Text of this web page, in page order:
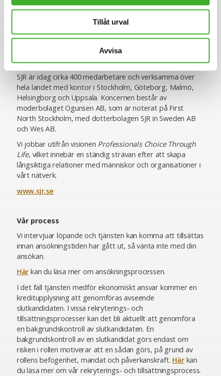
Tillåt urval
Avvisa
personlighetsbedömning som de områden vi rekryterar
till, vilket ger oss en unik förmåga att utifrån högt ställda
erbjuder specialistkompetens inom ekonomi och finans,
HR och lön, inköp och logistik, IT, juridik och compliance,
hållbarhet, kommunikation samt chefspositioner.
SJR är idag cirka 400 medarbetare och verksamma över
hela landet med kontor i Stockholm, Göteborg, Malmö,
Helsingborg och Uppsala. Koncernen består av
moderbolaget Ogunsen AB, som är noterat på First
North Stockholm, med dotterbolagen SJR in Sweden AB
och Wes AB.
Vi jobbar utifrån visionen Professionals Choice Through
Life, vilket innebär en ständig strävan efter att skapa
långsiktiga relationer med människor och organisationer i
vårt nätverk.
www.sjr.se
Vår process
Vi intervjuar löpande och tjänsten kan komma att tillsättas
innan ansökningstiden har gått ut, så vänta inte med din
ansökan.
Här kan du läsa mer om ansökningsprocessen.
I det fall tjänsten medför ekonomiskt ansvar kommer en
kreditupplysning att genomföras avseende
slutkandidaten. I vissa rekryterings- och
tillsättningsprocesser kan det bli aktuellt att genomföra
en bakgrundskontroll av slutkandidaten. En
bakgrundskontroll av en slutkandidat görs endast om
risken i rollen motiverar att en sådan görs, på grund av
rollens befogenhet, mandat och påverkanskraft. Härkan
du läsa mer om vår rekryterings- och tillsättningsprocess.